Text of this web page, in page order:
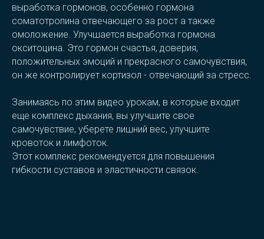
выработка гормонов, особенно гормона
соматотропина отвечающего за рост а также
омоложение. Улучшается выработка гормона
окситоцина. Это гормон счастья, доверия,
положительных эмоций и прекрасного самочувствия,
он же контролирует кортизол - отвечающий за стресс.
Занимаясь по этим видео урокам, в которые входит
еще комплекс дыхания, вы улучшите свое
самочувствие, уберете лишний вес, улучшите
кровоток и лимфоток.
Этот комплекс рекомендуется для повышения
гибкости суставов и эластичности связок.